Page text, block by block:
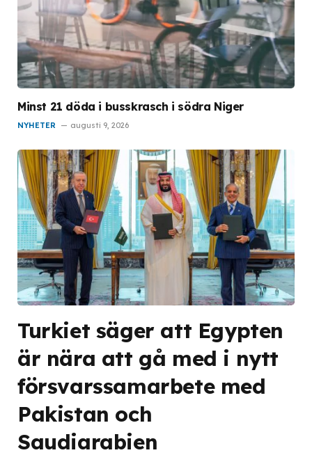
Minst 21 döda i busskrasch i södra Niger
NYHETER augusti 9, 2026
Turkiet säger att Egypten
är nära att gå med i nytt
försvarssamarbete med
Pakistan och
Saudiarabien